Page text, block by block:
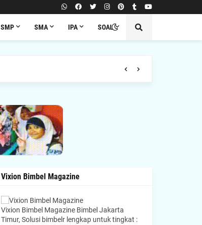
SMP SMA IPA SOAL
Vixion Bimbel Magazine
Vixion Bimbel Magazine Bimbel Jakarta
Timur, Solusi bimbelr lengkap untuk tingkat :